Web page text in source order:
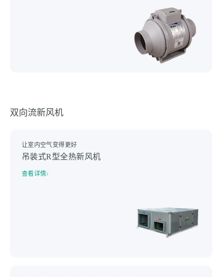
双向流新风机
让室内空气变得更好
吊装式R型全热新风机
查看详情